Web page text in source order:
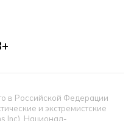
в Российской Федерации
и экстремистские
Inc), Национал-